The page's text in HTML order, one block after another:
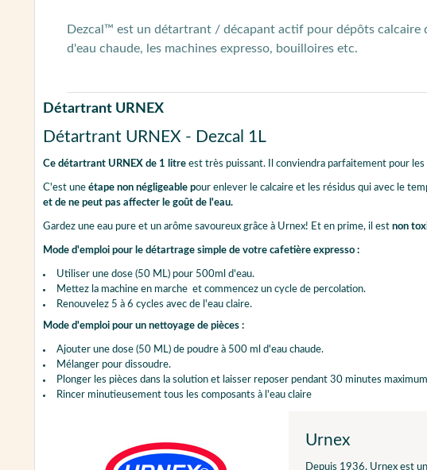
Dezcal™ est un détartrant / décapant actif pour dépôts calcaire
d'eau chaude, les machines expresso, bouilloires etc.
Détartrant URNEX
Détartrant URNEX - Dezcal 1L
Ce détartrant URNEX de 1 litre est très puissant. Il conviendra parfaitement pour les
C'est une étape non négligeable pour enlever le calcaire et les résidus qui avec le
et de ne peut pas affecter le goût de l'eau.
Gardez une eau pure et un arôme savoureux grâce à Urnex! Et en prime, il est non
Mode d'emploi pour le détartrage simple de votre cafetière expresso :
Utiliser une dose (50 ML) pour 500ml d'eau.
Mettez la machine en marche et commencez un cycle de percolation.
Renouvelez 5 à 6 cycles avec de l'eau claire.
Mode d'emploi pour un nettoyage de pièces :
Ajouter une dose (50 ML) de poudre à 500 ml d'eau chaude.
Mélanger pour dissoudre.
Plonger les pièces dans la solution et laisser reposer pendant 30 minutes
Rincer minutieusement tous les composants à l'eau claire
Urnex
Depuis 1936, Urnex est